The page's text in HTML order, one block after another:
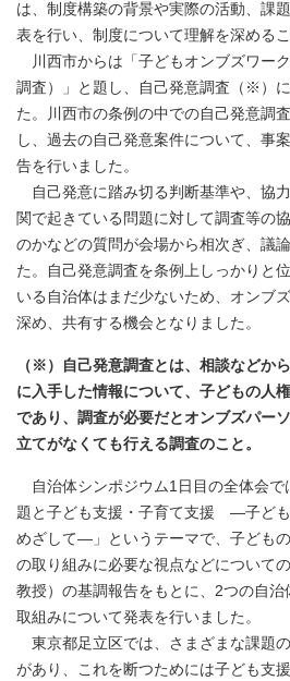
は、制度構築の背景や実際の活動、課
表を行い、制度について理解を深める
川西市からは「子どもオンブズワー
調査）」と題し、自己発意調査（※）
た。川西市の条例の中での自己発意調
し、過去の自己発意案件について、事
告を行いました。
自己発意に踏み切る判断基準や、協
関で起きている問題に対して調査等の
のかなどの質問が会場から相次ぎ、議
た。自己発意調査を条例上しっかりと
いる自治体はまだ少ないため、オンブ
深め、共有する機会となりました。
（※）自己発意調査とは、相談などか
に入手した情報について、子どもの人
であり、調査が必要だとオンブズパー
立てがなくても行える調査のこと。
自治体シンポジウム1日目の全体会で
題と子ども支援・子育て支援 ―子ど
めざして―」というテーマで、子ども
の取り組みに必要な視点などについて
教授）の基調報告をもとに、2つの自
取組みについて発表を行いました。
東京都足立区では、さまざまな課題の
があり、これを断つためには子ども支